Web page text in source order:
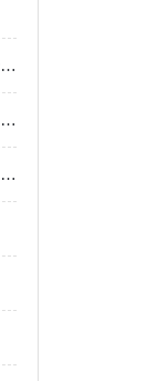
创新技术驱动下的涂装车间废气治理设备
涂装车间废气治理设备让环保成为生产的“必修课”
生产过程中涂装车间废气治理设备起着重要作用